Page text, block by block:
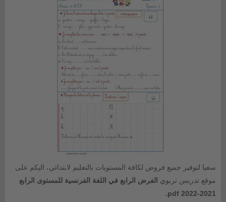
سعيا لتوفير جميع فروض لكافة المستويات بالتعليم لابتدائي، اليكم على
موقع تدريس تربوي
الفرض الرابع في اللغة الفرنسية للمستوى الرابع
2021-2022 pdf.